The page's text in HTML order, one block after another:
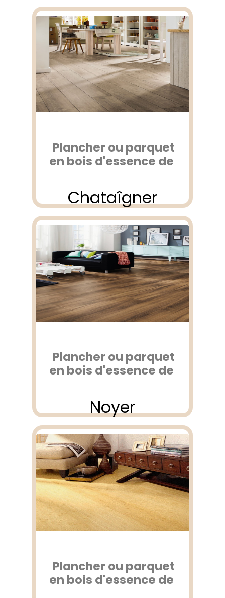
Plancher ou parquet
en bois d'essence de
Chataîgner
Plancher ou parquet
en bois d'essence de
Noyer
Plancher ou parquet
en bois d'essence de